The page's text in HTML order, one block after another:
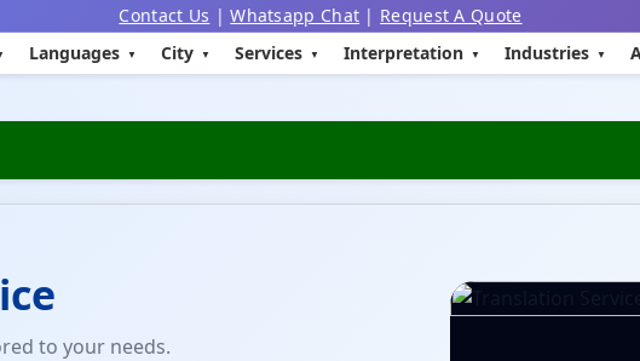
Contact Us |Whatsapp Chat | Request A Quote
Languages City Services Interpretation Industries
to your needs.